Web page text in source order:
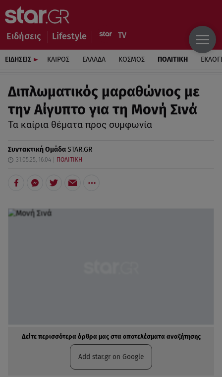
Ειδήσεις Lifestyle
ΕΙΔΗΣΕΙΣ ΚΑΙΡΟΣ ΕΛΛΑΔΑ ΚΟΣΜΟΣ ΠΟΛΙΤΙΚΗ
Διπλωματικός μαραθώνιος με
την Αίγυπτο για τη Μονή Σινά
Τα καίρια θέματα προς συμφωνία
Συντακτική ΟμάδαSTAR.GR
31.05.25, 16:04 ΠΟΛΙΤΙΚΗ
Δείτε περισσότερα άρθρα μας στα αποτελέσματα αναζήτησης
Add star.gr on Google